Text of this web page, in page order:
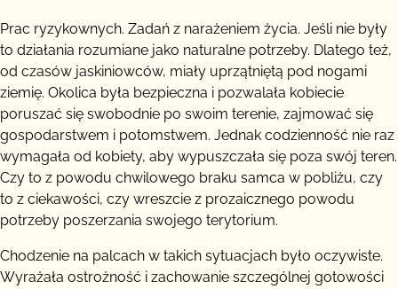
Prac ryzykownych. Zadań z narażeniem życia. Jeśli nie były
to działania rozumiane jako naturalne potrzeby. Dlatego też,
od czasów jaskiniowców, miały uprzątniętą pod nogami
ziemię. Okolica była bezpieczna i pozwalała kobiecie
poruszać się swobodnie po swoim terenie, zajmować się
gospodarstwem i potomstwem. Jednak codzienność nie raz
wymagała od kobiety, aby wypuszczała się poza swój teren.
Czy to z powodu chwilowego braku samca w pobliżu, czy
to z ciekawości, czy wreszcie z prozaicznego powodu
potrzeby poszerzania swojego terytorium.
Chodzenie na palcach w takich sytuacjach było oczywiste.
Wyrażała ostrożność i zachowanie szczególnej gotowości